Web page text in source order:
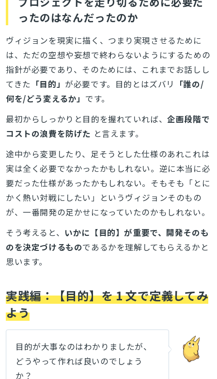
ったのはなんだったのか
ヴィジョンを現実に描く、つまり実現させるために
は、ただの空想や妄想で終わらないようにするための
指針が必要であり、そのためには、これまでお話しし
てきた 「目的」 が必要です。目的とはズバリ
「誰の/
何を/どう変えるか」 です。
最初からしっかりと目的を握れていれば、企画段階で
コストの浪費を防げた と言えます。
途中から変更したり、足そうとした仕様のあれこれは
実は全く必要でなかったかもしれない。逆に本当に必
要だった仕様があったかもしれない。そもそも「とに
かく熱い対戦にしたい」というヴィジョンそのもの
が、一番開発の足かせになっていたのかもしれない。
そう考えると、 いかに【目的】が重要で、開発そのも
のを決定づけるものであるかを理解してもらえるかと
思います。
実践編：【目的】を 1 文で定義してみ
よう
目的が大事なのはわかりましたが、
どうやって作れば良いのでしょう
か？